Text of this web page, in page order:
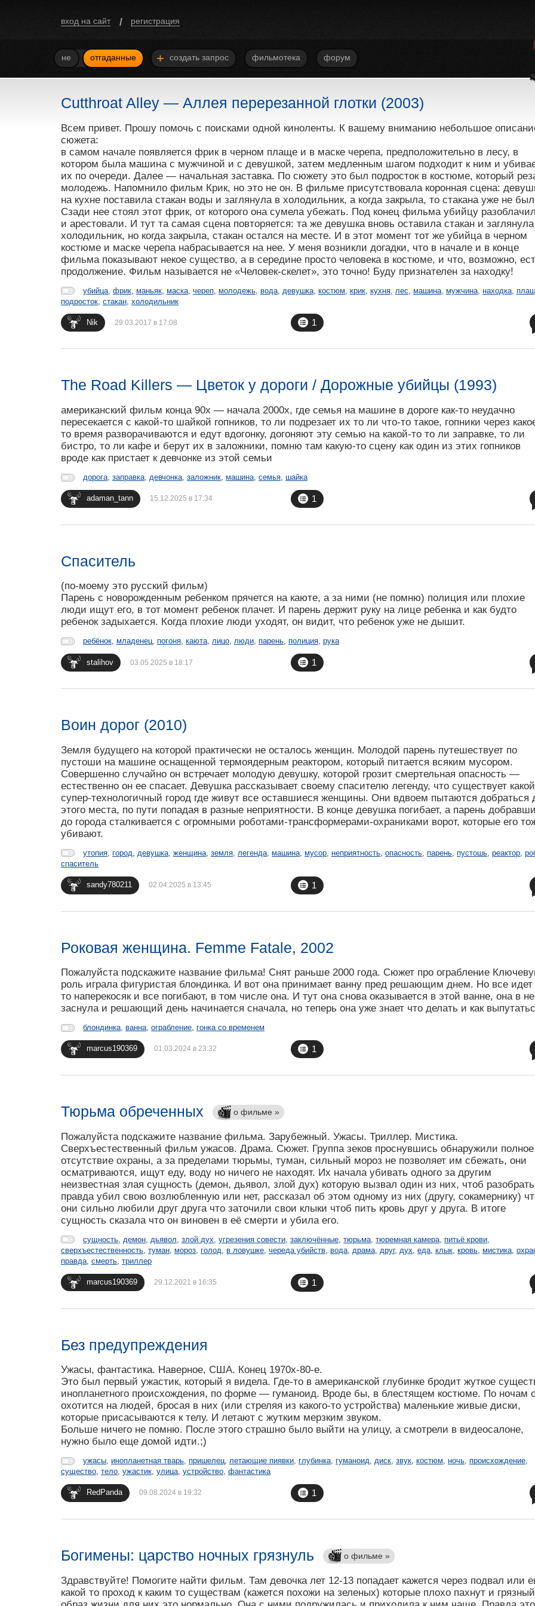
вход на сайт / регистрация
не отгаданные + создать запрос фильмотека форум
Cutthroat Alley — Аллея перерезанной глотки (2003)
Всем привет. Прошу помочь с поисками одной киноленты. К вашему вниманию небольшое
сюжета:
в самом начале появляется фрик в черном плаще и в маске черепа, предположительно в лесу, в
котором была машина с мужчиной и с девушкой, затем медленным шагом подходит к ним и
их по очереди. Далее — начальная заставка. По сюжету это был подросток в костюме, который
молодежь. Напомнило фильм Крик, но это не он. В фильме присутствовала коронная сцена:
на кухне поставила стакан воды и заглянула в холодильник, а когда закрыла, то стакана уже не
Сзади нее стоял этот фрик, от которого она сумела убежать. Под конец фильма убийцу
и арестовали. И тут та самая сцена повторяется: та же девушка вновь оставила стакан и
холодильник, но когда закрыла, стакан остался на месте. И в этот момент тот же убийца в черном
костюме и маске черепа набрасывается на нее. У меня возникли догадки, что в начале и в конце
фильма показывают некое существо, а в середине просто человека в костюме, и что, возможно,
продолжение. Фильм называется не «Человек-скелет», это точно! Буду признателен за находку!
убийца фрик маньяк маска череп молодежь вода девушка костюм крик кухня лес машина мужчина находка плащ
подросток стакан холодильник
Nik 29.03.2017 в 17:08 1
The Road Killers — Цветок у дороги / Дорожные убийцы (1993)
американский фильм конца 90х — начала 2000х, где семья на машине в дороге как-то неудачно
пересекается с какой-то шайкой гопников, то ли подрезает их то ли что-то такое, гопники через
то время разворачиваются и едут вдогонку, догоняют эту семью на какой-то то ли заправке, то ли
бистро, то ли кафе и берут их в заложники, помню там какую-то сцену как один из этих гопников
вроде как пристает к девчонке из этой семьи
дорога заправка девчонка заложник машина семья шайка
adaman_tann 15.12.2025 в 17:34 1
Спаситель
(по-моему это русский фильм)
Парень с новорожденным ребенком прячется на каюте, а за ними (не помню) полиция или плохие
люди ищут его, в тот момент ребенок плачет. И парень держит руку на лице ребенка и как будто
ребенок задыхается. Когда плохие люди уходят, он видит, что ребенок уже не дышит.
ребёнок, младенец, погоня, каюта, лицо, люди, парень, полиция, рука
stalihov 03.05.2025 в 18:17 1
Воин дорог (2010)
Земля будущего на которой практически не осталось женщин. Молодой парень путешествует по
пустоши на машине оснащенной термоядерным реактором, который питается всяким мусором.
Совершенно случайно он встречает молодую девушку, которой грозит смертельная опасность —
естественно он ее спасает. Девушка рассказывает своему спасителю легенду, что существует
супер-технологичный город где живут все оставшиеся женщины. Они вдвоем пытаются добраться
этого места, по пути попадая в разные неприятности. В конце девушка погибает, а парень
до города сталкивается с огромными роботами-трансформерами-охраниками ворот, которые его
убивают.
утопия город девушка женщина земля легенда машина мусор неприятность опасность парень пустошь реактор
спаситель
sandy780211 02.04.2025 в 13:45 1
Роковая женщина. Femme Fatale, 2002
Пожалуйста подскажите название фильма! Снят раньше 2000 года. Сюжет про ограбление
роль играла фигуристая блондинка. И вот она принимает ванну пред решающим днем. Но все идет
то наперекосяк и все погибают, в том числе она. И тут она снова оказывается в этой ванне, она в
заснула и решающий день начинается сначала, но теперь она уже знает что делать и как
блондинка, ванна, ограбление, гонка со временем
marcus190369 01.03.2024 в 23:32 1
Тюрьма обреченных о фильме »
Пожалуйста подскажите название фильма. Зарубежный. Ужасы. Триллер. Мистика.
Сверхъестественный фильм ужасов. Драма. Сюжет. Группа зеков проснувшись обнаружили полное
отсутствие охраны, а за пределами тюрьмы, туман, сильный мороз не позволяет им сбежать, они
осматриваются, ищут еду, воду но ничего не находят. Их начала убивать одного за другим
неизвестная злая сущность (демон, дьявол, злой дух) которую вызвал один из них, чтоб
правда убил свою возлюбленную или нет, рассказал об этом одному из них (другу, сокамернику)
они сильно любили друг друга что заточили свои клыки чтоб пить кровь друг у друга. В итоге
сущность сказала что он виновен в её смерти и убила его.
сущность демон дьявол злой дух угрезения совести заключённые тюрьма тюремная камера питьё крови
сверхъестественность туман мороз голод в ловушке череда убийств вода драма друг, дух еда клык кровь мистика
правда смерть триллер
marcus190369 29.12.2021 в 16:35 1
Без предупреждения
Ужасы, фантастика. Наверное, США. Конец 1970х-80-е.
Это был первый ужастик, который я видела. Где-то в американской глубинке бродит жуткое
инопланетного происхождения, по форме — гуманоид. Вроде бы, в блестящем костюме. По ночам
охотится на людей, бросая в них (или стреляя из какого-то устройства) маленькие живые диски,
которые присасываются к телу. И летают с жутким мерзким звуком.
Больше ничего не помню. После этого страшно было выйти на улицу, а смотрели в видеосалоне,
нужно было еще домой идти.;)
ужасы, инопланетная тварь, пришелец, летающие пиявки, глубинка, гуманоид, диск, звук, костюм, ночь, происхождение,
существо, тело, ужастик, улица, устройство, фантастика
RedPanda 09.08.2024 в 19:32 1
Богимены: царство ночных грязнуль о фильме »
Здравствуйте! Помогите найти фильм. Там девочка лет 12-13 попадает кажется через подвал или
какой то проход к каким то существам (кажется похожи на зеленых) которые плохо пахнут и грязный